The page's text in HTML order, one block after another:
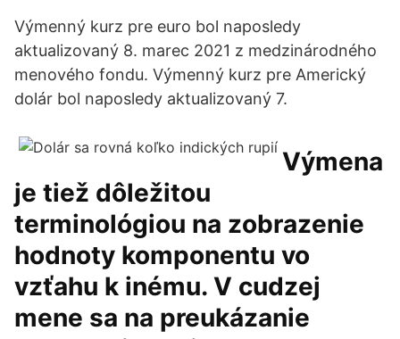
Výmenný kurz pre euro bol naposledy
aktualizovaný 8. marec 2021 z medzinárodného
menového fondu. Výmenný kurz pre Americký
dolár bol naposledy aktualizovaný 7.
Výmena
je tiež dôležitou
terminológiou na zobrazenie
hodnoty komponentu vo
vzťahu k inému. V cudzej
mene sa na preukázanie